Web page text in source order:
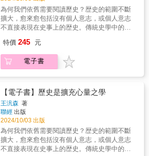
被製造出來，其含義又經過哪些變化。以後遇
到有人大聲疾呼「做個堂堂正正的中國人」，
你就知道如何完美回應了。
等各個領域的最新研究成果。 作者深入探
討了地球環境的變遷如何與人類歷史的發展密
切相連，這種微妙的關係揭示了人類文明的演
者將能夠更全面地理解人類在這一漫長歷史長
河中的位置，以及面對當前與未來挑戰的準
備。這不僅是一部歷史的回顧，更是一場思想
出多位歷史名人和各行各業的工作者們，藉此
一窺其不凡事蹟。綜觀史上關鍵的人事物後，
也許能更加理解現代世界的運作方式。然而，
瀏覽對於過往的種種記載後，能否鑑往知來仍
端看眾人如何反思。
為何我們依舊需要閱讀歷史？歴史的範圍不斷
擴大，愈來愈包括沒有個人意志，或個人意志
不直接表現在史事上的歴史。傳統史學中的宏
度上建立在人與歴史的直接關係上的「史用
學」，現在是否已失效？王汎森主張，各種型
態的歷史，都可能提供我們意想不到的資糧。
功，更應强調的是，讀史如何提升人們整體的
心智能力——心量。
特價 245 元
電子書
【電子書】歷史是擴充心量之學
王汎森 著
聯經 出版
2024/10/03 出版
為何我們依舊需要閱讀歷史？歴史的範圍不斷
擴大，愈來愈包括沒有個人意志，或個人意志
不直接表現在史事上的歴史。傳統史學中的宏